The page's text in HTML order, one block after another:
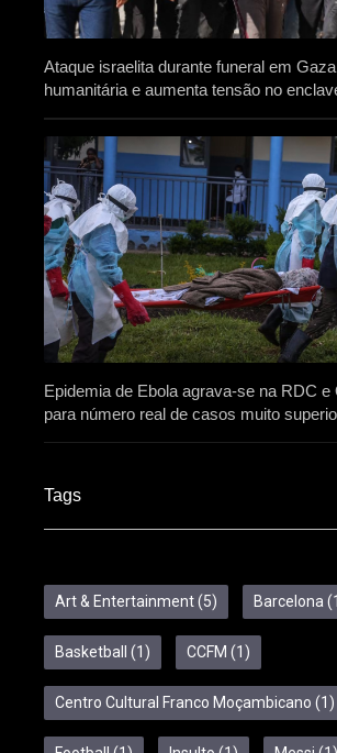
Ataque israelita durante funeral em
humanitária e aumenta tensão no
Epidemia de Ebola agrava-se na RDC e
para número real de casos muito
Tags
Art & Entertainment(5) Barcelona
Basketball (1) CCFM (1)
Centro Cultural Franco Moçambicano (1)